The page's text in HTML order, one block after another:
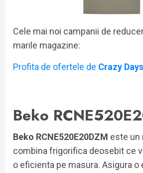
Cele mai noi campanii de
marile magazine:
Profita de ofertele de Crazy Days
Beko
Beko RCNE520E20DZM este un
combina frigorifica deosebit ce
o eficienta pe masura. Asigura o